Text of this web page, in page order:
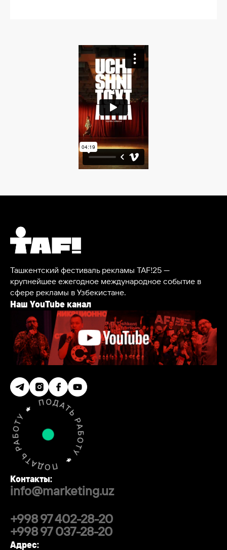
Ташкентский фестиваль рекламы TAF!25 —
крупнейшее ежегодное международное событие в
сфере рекламы в Узбекистане.
Наш YouTube канал
Контакты:
info@marketing.uz
+998 97 402-28-20
+998 97 037-28-20
Адрес: